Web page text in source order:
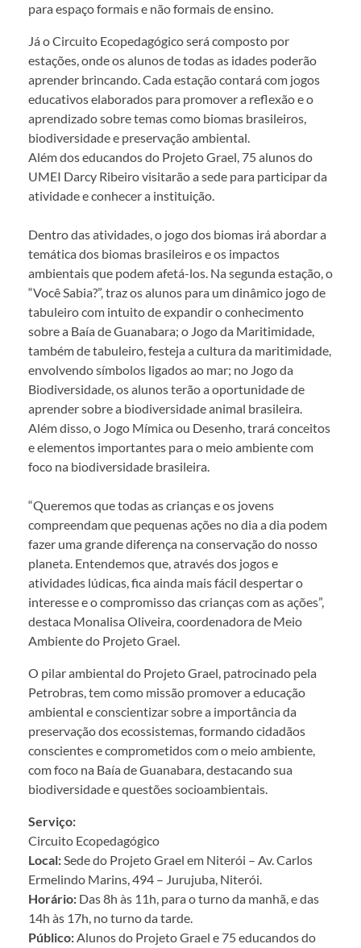
para espaço formais e não formais de ensino.
Já o Circuito Ecopedagógico será composto por
estações, onde os alunos de todas as idades poderão
aprender brincando. Cada estação contará com jogos
educativos elaborados para promover a reflexão e o
aprendizado sobre temas como biomas brasileiros,
biodiversidade e preservação ambiental.
Além dos educandos do Projeto Grael, 75 alunos do
UMEI Darcy Ribeiro visitarão a sede para participar da
atividade e conhecer a instituição.
Dentro das atividades, o jogo dos biomas irá abordar a
temática dos biomas brasileiros e os impactos
ambientais que podem afetá-los. Na segunda estação, o
“Você Sabia?”, traz os alunos para um dinâmico jogo de
tabuleiro com intuito de expandir o conhecimento
sobre a Baía de Guanabara; o Jogo da Maritimidade,
também de tabuleiro, festeja a cultura da maritimidade,
envolvendo símbolos ligados ao mar; no Jogo da
Biodiversidade, os alunos terão a oportunidade de
aprender sobre a biodiversidade animal brasileira.
Além disso, o Jogo Mímica ou Desenho, trará conceitos
e elementos importantes para o meio ambiente com
foco na biodiversidade brasileira.
“Queremos que todas as crianças e os jovens
compreendam que pequenas ações no dia a dia podem
fazer uma grande diferença na conservação do nosso
planeta. Entendemos que, através dos jogos e
atividades lúdicas, fica ainda mais fácil despertar o
interesse e o compromisso das crianças com as ações”,
destaca Monalisa Oliveira, coordenadora de Meio
Ambiente do Projeto Grael.
O pilar ambiental do Projeto Grael, patrocinado pela
Petrobras, tem como missão promover a educação
ambiental e conscientizar sobre a importância da
preservação dos ecossistemas, formando cidadãos
conscientes e comprometidos com o meio ambiente,
com foco na Baía de Guanabara, destacando sua
biodiversidade e questões socioambientais.
Serviço:
Circuito Ecopedagógico
Local:Sede do Projeto Grael em Niterói – Av. Carlos
Ermelindo Marins, 494 – Jurujuba, Niterói.
Horário: Das 8h às 11h, para o turno da manhã, e das
14h às 17h, no turno da tarde.
Público:Alunos do Projeto Grael e 75 educandos do